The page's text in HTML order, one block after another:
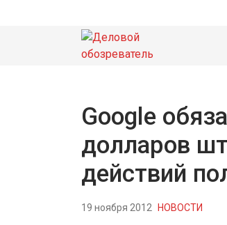
Google
долларов
действий
19 ноября 2012 НОВОСТИ